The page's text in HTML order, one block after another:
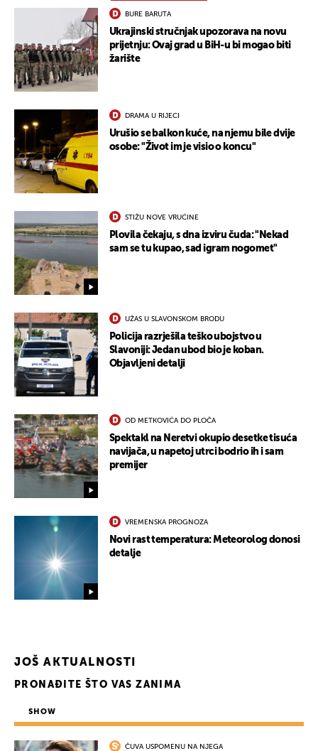
BURE BARUTA
Ukrajinski stručnjak upozorava na novu
prijetnju: Ovaj grad u BiH-u bi mogao biti
žarište
DRAMA U RIJECI
Urušio se balkon kuće, na njemu bile dvije
osobe: "Život im je visio o koncu"
STIŽU NOVE VRUĆINE
Plovila čekaju, s dna izviru čuda: "Nekad
sam se tu kupao, sad igram nogomet"
UŽAS U SLAVONSKOM BRODU
Policija razrješila teško ubojstvo u
Slavoniji: Jedan ubod bio je koban.
Objavljeni detalji
OD METKOVIĆA DO PLOČA
Spektakl na Neretvi okupio desetke tisuća
navijača, u napetoj utrci bodrio ih i sam
premijer
VREMENSKA PROGNOZA
Novi rast temperatura: Meteorolog donosi
detalje
JOŠ AKTUALNOSTI
PRONAĐITE ŠTO VAS ZANIMA
SHOW
ČUVA USPOMENU NA NJEGA
UKLJUČITE NOTIFIKACIJE